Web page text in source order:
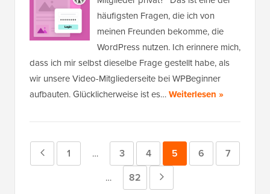
häufigsten Fragen, die ich von
meinen Freunden bekomme, die
WordPress nutzen. Ich erinnere mich,
dass ich mir selbst dieselbe Frage gestellt habe, als
wir unsere Video-Mitgliederseite bei WPBeginner
aufbauten. Glücklicherweise ist es…Weiterlesen »
Vorherige
Seite
1
Zwischenseiten
weggelassen
… Seite
3 Seite
4 Seite
5 Seite
6 Seite
7
Zwischenseiten
… Seite
82